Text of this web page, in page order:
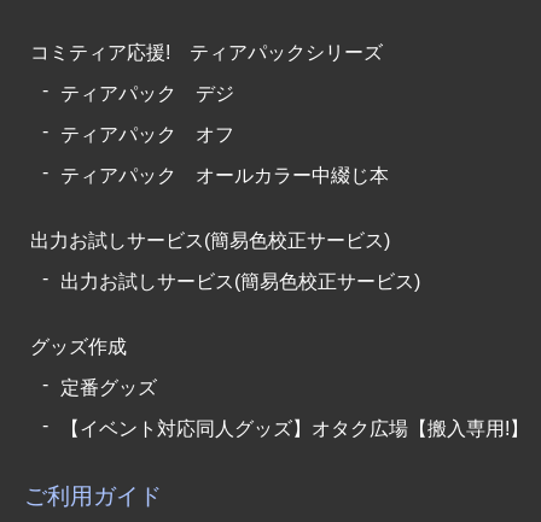
コミティア応援! ティアパックシリーズ
ティアパック デジ
ティアパック オフ
ティアパック オールカラー中綴じ本
出力お試しサービス(簡易色校正サービス)
出力お試しサービス(簡易色校正サービス)
グッズ作成
定番グッズ
【イベント対応同人グッズ】オタク広場【搬入専用!】
ご利用ガイド